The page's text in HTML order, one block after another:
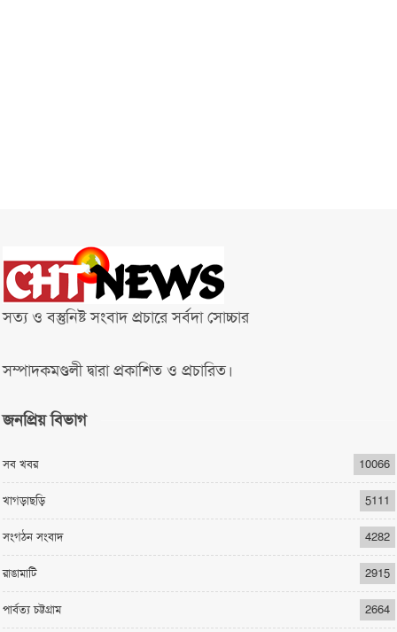
সত্য ও বস্তুনিষ্ট সংবাদ প্রচারে সর্বদা সোচ্চার
সম্পাদকমণ্ডলী দ্বারা প্রকাশিত ও প্রচারিত।
জনপ্রিয় বিভাগ
সব খবর 10066
খাগড়াছড়ি 5111
সংগঠন সংবাদ 4282
রাঙামাটি 2915
পার্বত্য চট্টগ্রাম 2664